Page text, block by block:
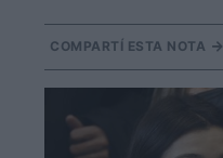
COMPARTÍ ESTA NOTA